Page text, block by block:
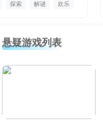
探索 解谜
欢乐
悬疑游戏列表